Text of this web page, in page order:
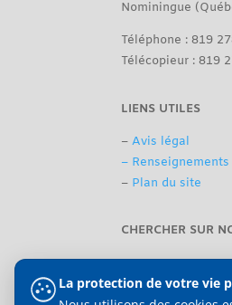
Nominingue
Téléphone : 819
Télécopieur : 819
LIENS UTILES
–Avis légal
–
– Plan du site
CHERCHER SUR
La protection de votre vie